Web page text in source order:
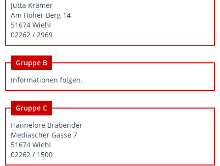
Jutta Krämer
Am Höher Berg 14
51674 Wiehl
02262 / 2969
Gruppe B
Informationen folgen.
Gruppe C
Hannelore Brabender
Mediascher Gasse 7
51674 Wiehl
02262 / 1500